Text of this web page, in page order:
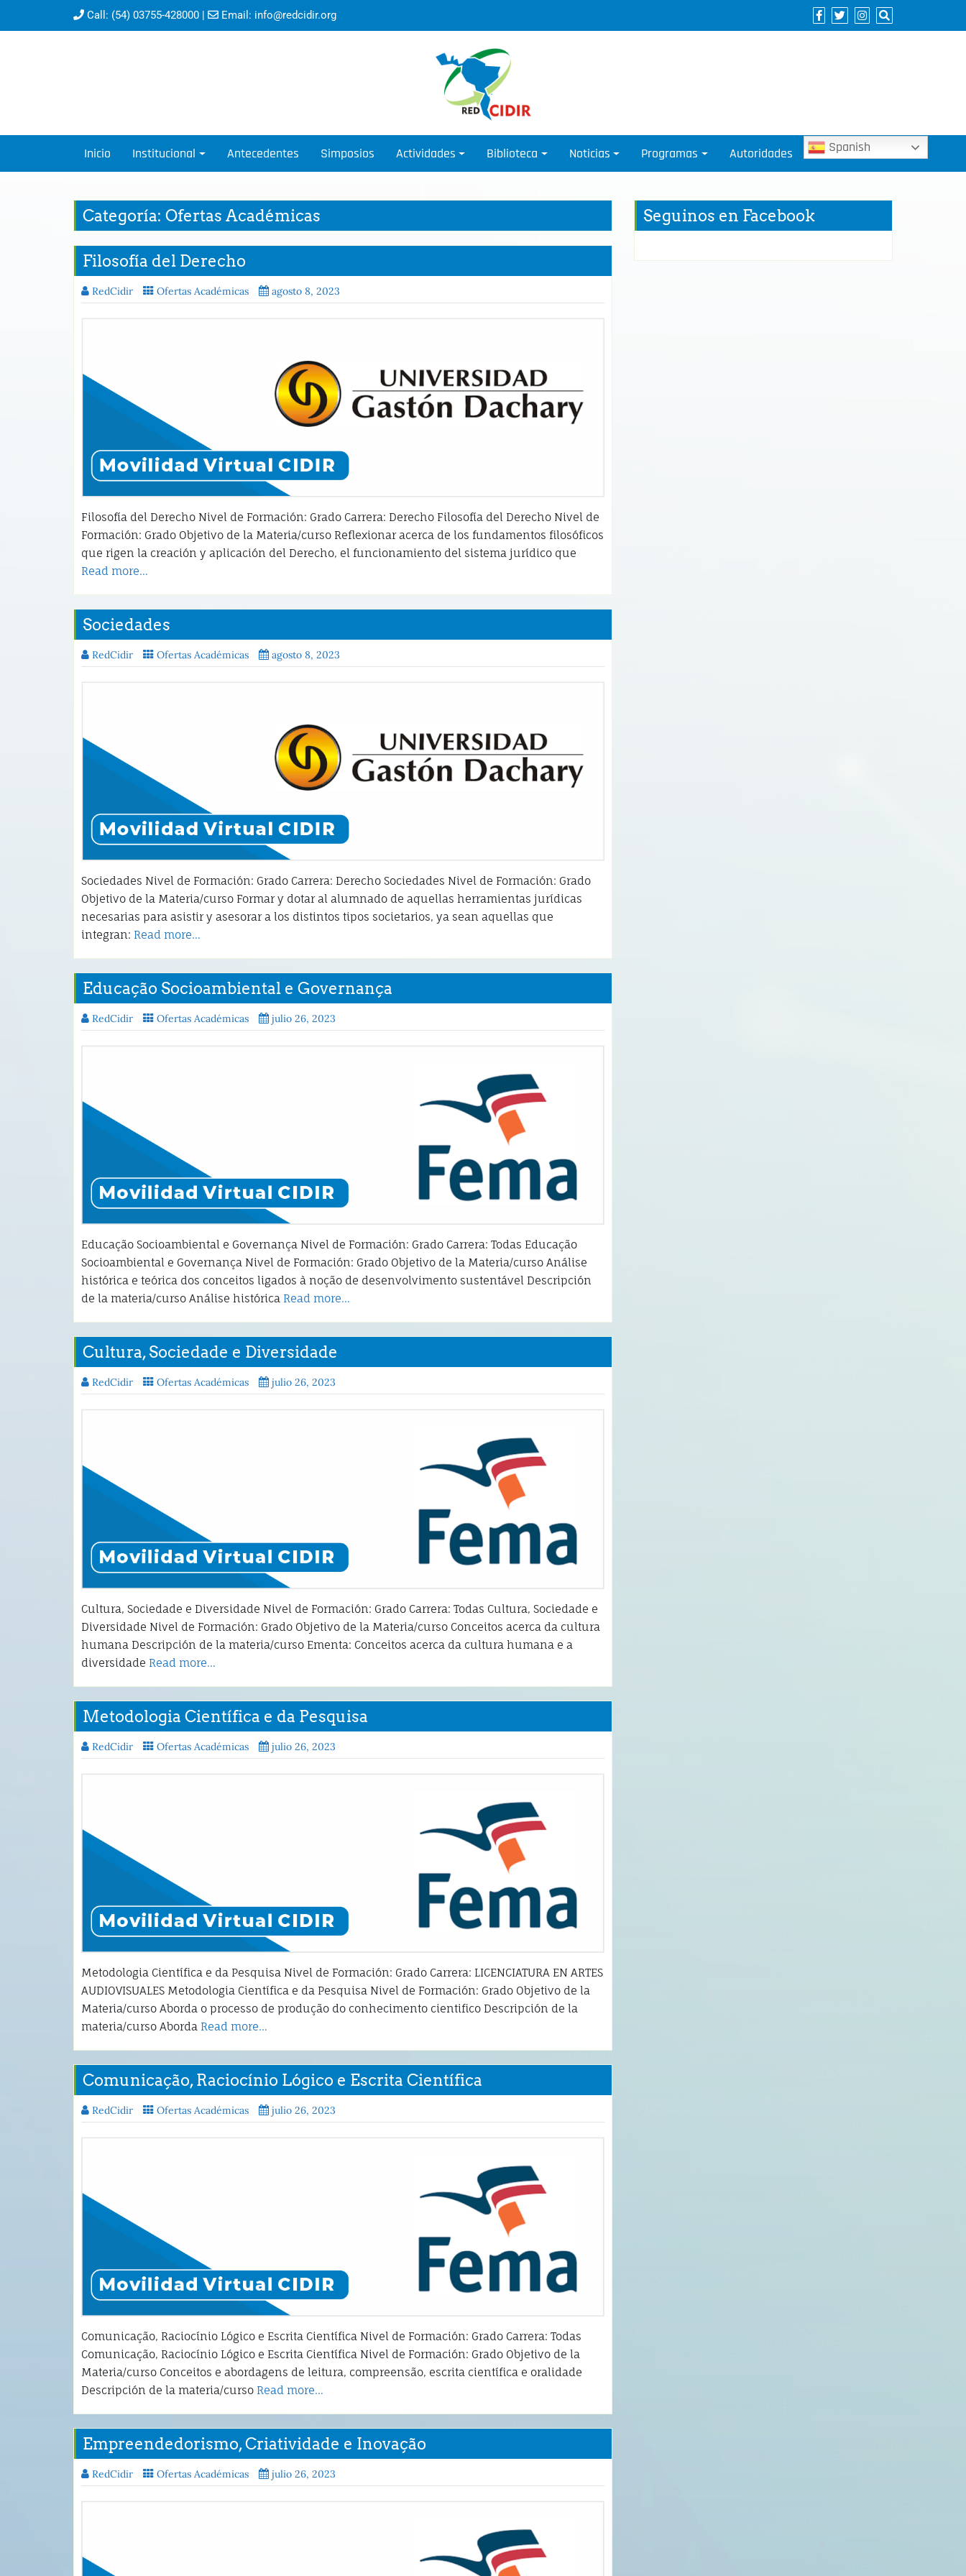
Call: (54) 03755-428000 | Email: info@redcidir.org
Inicio Institucional Antecedentes Simposios Actividades Biblioteca Noticias Programas Autoridades Spanish
Categoría: Ofertas Académicas
Filosofía del Derecho
RedCidir Ofertas Académicas agosto 8, 2023
Filosofía del Derecho Nivel de Formación: Grado Carrera: Derecho Filosofía del Derecho Nivel de
Formación: Grado Objetivo de la Materia/curso Reflexionar acerca de los fundamentos filosóficos
que rigen la creación y aplicación del Derecho, el funcionamiento del sistema jurídico que
Read more…
Sociedades
RedCidir Ofertas Académicas agosto 8, 2023
Sociedades Nivel de Formación: Grado Carrera: Derecho Sociedades Nivel de Formación: Grado
Objetivo de la Materia/curso Formar y dotar al alumnado de aquellas herramientas jurídicas
necesarias para asistir y asesorar a los distintos tipos societarios, ya sean aquellas que
integran: Read more…
Educação Socioambiental e Governança
RedCidir Ofertas Académicas julio 26, 2023
Educação Socioambiental e Governança Nivel de Formación: Grado Carrera: Todas Educação
Socioambiental e Governança Nivel de Formación: Grado Objetivo de la Materia/curso Análise
histórica e teórica dos conceitos ligados à noção de desenvolvimento sustentável Descripción
de la materia/curso Análise histórica Read more…
Cultura, Sociedade e Diversidade
RedCidir Ofertas Académicas julio 26, 2023
Cultura, Sociedade e Diversidade Nivel de Formación: Grado Carrera: Todas Cultura, Sociedade e
Diversidade Nivel de Formación: Grado Objetivo de la Materia/curso Conceitos acerca da cultura
humana Descripción de la materia/curso Ementa: Conceitos acerca da cultura humana e a
diversidade Read more…
Metodologia Científica e da Pesquisa
RedCidir Ofertas Académicas julio 26, 2023
Metodologia Científica e da Pesquisa Nivel de Formación: Grado Carrera: LICENCIATURA EN ARTES
AUDIOVISUALES Metodologia Científica e da Pesquisa Nivel de Formación: Grado Objetivo de la
Materia/curso Aborda o processo de produção do conhecimento cientifico Descripción de la
materia/curso Aborda Read more…
Comunicação, Raciocínio Lógico e Escrita Científica
RedCidir Ofertas Académicas julio 26, 2023
Comunicação, Raciocínio Lógico e Escrita Científica Nivel de Formación: Grado Carrera: Todas
Comunicação, Raciocínio Lógico e Escrita Científica Nivel de Formación: Grado Objetivo de la
Materia/curso Conceitos e abordagens de leitura, compreensão, escrita científica e oralidade
Descripción de la materia/curso Read more…
Empreendedorismo, Criatividade e Inovação
RedCidir Ofertas Académicas julio 26, 2023
Seguinos en Facebook